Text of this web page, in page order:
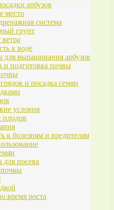
арбузов
место
система
грунт
к воде
для выращивания арбузов
и подготовка почвы
и посадка семян
условия
плодов
к болезням и вредителям
посева
время роста